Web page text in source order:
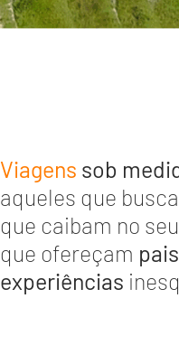
Viagens sob
aqueles que
que caibam no
que ofereçam
experiências